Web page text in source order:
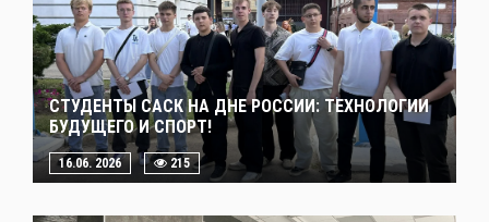
СТУДЕНТЫ САСК НА ДНЕ РОССИИ: ТЕХНОЛОГИИ
БУДУЩЕГО И СПОРТ!
16.06. 2026 215